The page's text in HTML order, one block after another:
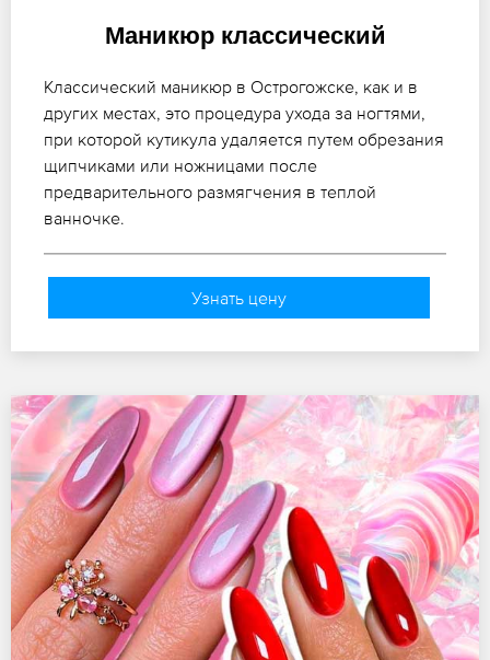
Маникюр классический
Классический маникюр в Острогожске, как и в
других местах, это процедура ухода за ногтями,
при которой кутикула удаляется путем обрезания
щипчиками или ножницами после
предварительного размягчения в теплой
ванночке.
Узнать цену